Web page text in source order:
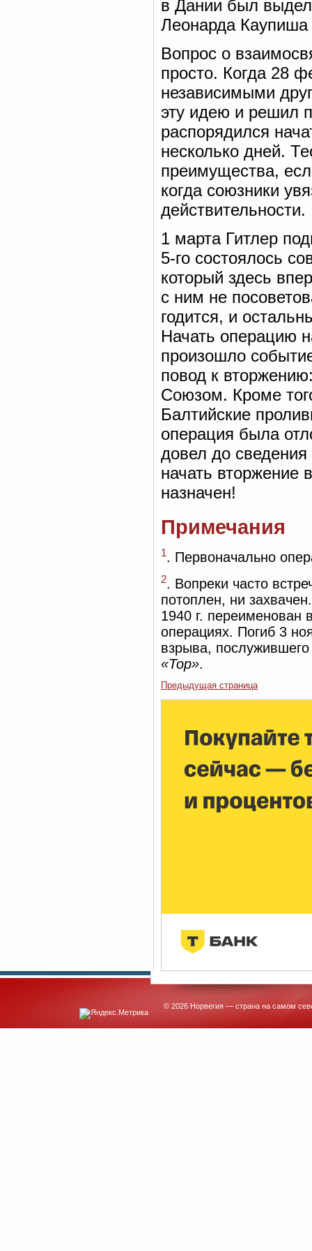
в Дании был
Леонарда Каупиша
Вопрос о
просто. Когда 28
независимыми
эту идею и решил
распорядился
несколько дней.
преимущества,
когда союзники
действительности.
1 марта Гитлер
5-го состоялось
который здесь
с ним не
годится, и
Начать операцию
произошло
повод к
Союзом. Кроме
Балтийские
операция была
довел до
начать
назначен!
Примечания
1. Первоначально
2. Вопреки часто
потоплен, ни
1940 г. переименован
операциях. Погиб 3
взрыва, послужившего
«Тор».
Предыдущая страница
© 2026 Норвегия — страна на самом